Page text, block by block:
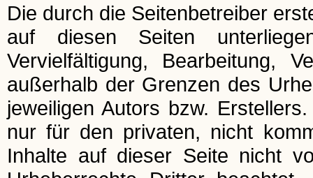
Die durch die Seitenbetreiber
auf diesen Seiten
Vervielfältigung, Bearbeitung,
außerhalb der Grenzen des
jeweiligen Autors bzw.
nur für den privaten, nicht
Inhalte auf dieser Seite nicht